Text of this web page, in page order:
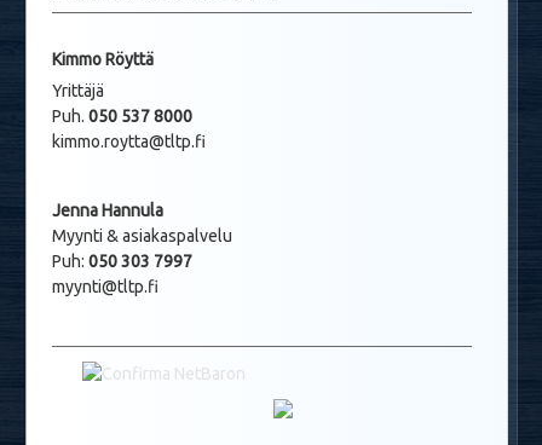
Kimmo Röyttä
Yrittäjä
Puh. 050 537 8000
kimmo.roytta@tltp.fi
Jenna Hannula
Myynti & asiakaspalvelu
Puh: 050 303 7997
myynti@tltp.fi